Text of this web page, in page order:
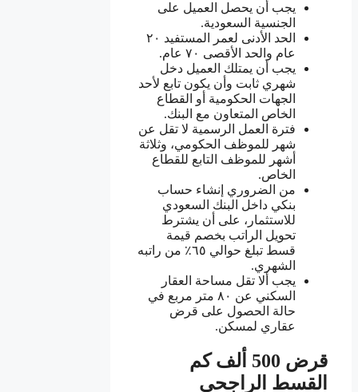
يجب أن يحصل العميل على
الجنسية السعودية.
الحد الأدنى لعمر المستفيد ٢٠
عام والحد الأقصى ٧٠ عام.
يجب أن يمتلك العميل دخل
شهري ثابت وأن يكون تابع لأحد
الجهات الحكومية أو القطاع
الخاص المتعاون مع البنك.
فترة العمل الرسمية لا تقل عن
شهر للموظف الحكومي، وثلاثة
أشهر للموظف التابع للقطاع
الخاص.
من الضروري إنشاء حساب
بنكي داخل البنك السعودي
للاستثمار، على أن يشترط
تحويل الراتب بخصم قيمة
قسط تبلغ حوالي ٦٥٪ من راتبه
الشهري.
يجب ألا تقل مساحة العقار
السكني عن ٨٠ متر مربع في
حالة الحصول على قرض
عقاري لمسكن.
قرض 500 ألف كم
القسط الراجحي